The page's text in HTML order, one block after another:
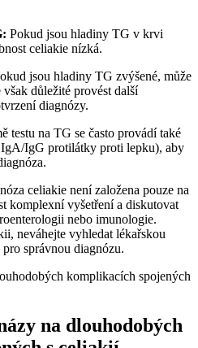
Pokud jsou hladiny TG v krvi
celiakie nízká.
jsou hladiny TG zvýšené, může
důležité provést další
diagnózy.
testu na TG se často provádí také
IgG protilátky proti lepku), aby
celiakie není založena pouze na
komplexní vyšetření a diskutovat
nebo imunologie.
neváhejte vyhledat lékařskou
správnou diagnózu.
na dlouhodobých